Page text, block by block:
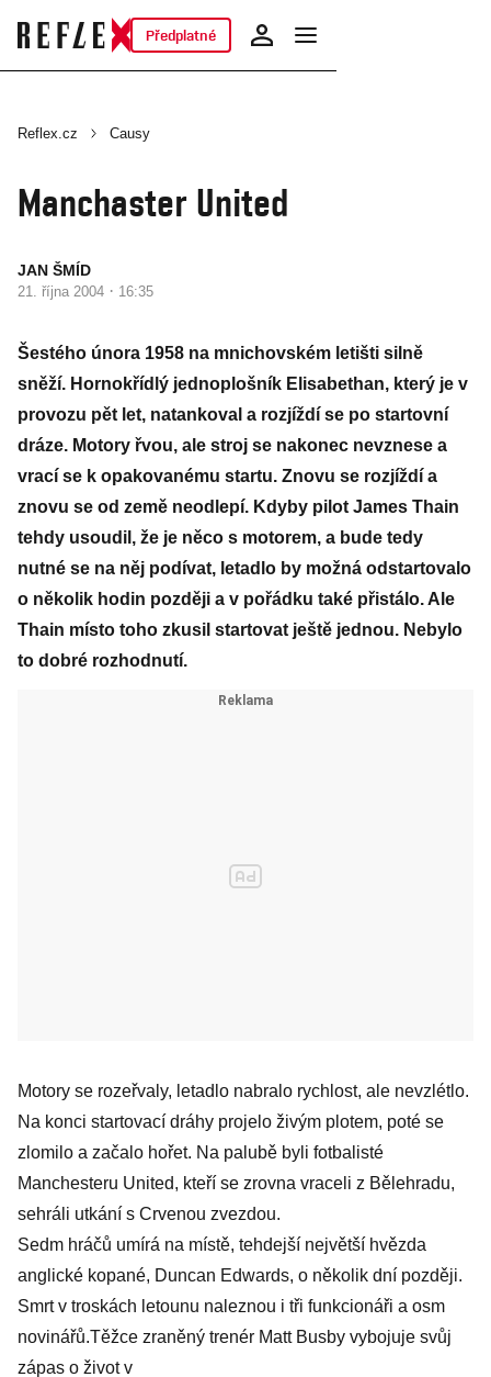
Předplatné
Reflex.cz Causy
Manchaster United
JAN ŠMÍD
21. října 2004 · 16:35
Šestého února 1958 na mnichovském letišti silně
sněží. Hornokřídlý jednoplošník Elisabethan, který je v
provozu pět let, natankoval a rozjíždí se po startovní
dráze. Motory řvou, ale stroj se nakonec nevznese a
vrací se k opakovanému startu. Znovu se rozjíždí a
znovu se od země neodlepí. Kdyby pilot James Thain
tehdy usoudil, že je něco s motorem, a bude tedy
nutné se na něj podívat, letadlo by možná odstartovalo
o několik hodin později a v pořádku také přistálo. Ale
Thain místo toho zkusil startovat ještě jednou. Nebylo
to dobré rozhodnutí.
Motory se rozeřvaly, letadlo nabralo rychlost, ale nevzlétlo.
Na konci startovací dráhy projelo živým plotem, poté se
zlomilo a začalo hořet. Na palubě byli fotbalisté
Manchesteru United, kteří se zrovna vraceli z Bělehradu,
sehráli utkání s Crvenou zvezdou.
Sedm hráčů umírá na místě, tehdejší největší hvězda
anglické kopané, Duncan Edwards, o několik dní později.
Smrt v troskách letounu naleznou i tři funkcionáři a osm
novinářů.Těžce zraněný trenér Matt Busby vybojuje svůj
zápas o život v